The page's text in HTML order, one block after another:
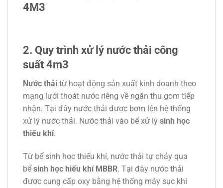
4M3
2. Quy trình xử lý nước thải công
suất 4m3
Nước thải từ hoạt động sản xuất kinh doanh theo
mạng lưới thoát nước riêng về ngăn thu gom tiếp
nhận. Tại đây nước thải được bơm lên hệ thống
xử lý nước thải. Nước thải vào bể xử lý sinh học
thiếu khí.
Từ bể sinh học thiếu khí, nước thải tự chảy qua
bểsinh học hiếu khí MBBR. Tại đây nước thải
được cung cấp oxy bằng hệ thống máy sục khí